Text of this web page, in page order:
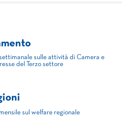
sulle attività di Camera e
del Terzo settore
sul welfare regionale